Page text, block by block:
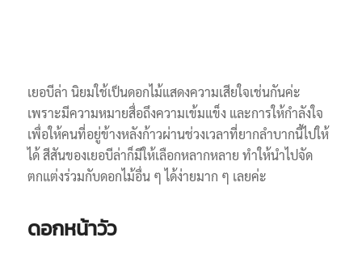
เยอบีล่า นิยมใช้เป็นดอกไม้แสดงความเสียใจเช่นกันค่ะ
เพราะมีความหมายสื่อถึงความเข้มแข็ง และการให้กำลังใจ
เพื่อให้คนที่อยู่ข้างหลังก้าวผ่านช่วงเวลาที่ยากลำบากนี้ไปให้
ได้ สีสันของเยอบีล่าก็มีให้เลือกหลากหลาย ทำให้นำไปจัด
ตกแต่งร่วมกับดอกไม้อื่น ๆ ได้ง่ายมาก ๆ เลยค่ะ
ดอกหน้าวัว